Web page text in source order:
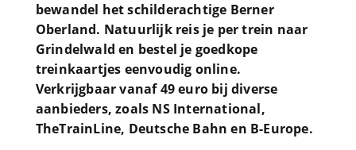
bewandel het schilderachtige Berner
Oberland. Natuurlijk reis je per trein naar
Grindelwald en bestel je goedkope
treinkaartjes eenvoudig online.
Verkrijgbaar vanaf 49 euro bij diverse
aanbieders, zoals NS International,
TheTrainLine, Deutsche Bahn en B-Europe.